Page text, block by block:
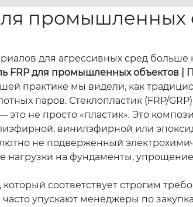
промышленных
для агрессивных сред больше
FRP для промышленных объектов |
практике мы видели, как
паров. Стеклопластик (FRP/
не просто «пластик». Это
винилэфирной или
не подверженный
нагрузки на фундаменты,
соответствует строгим
упускают менеджеры по